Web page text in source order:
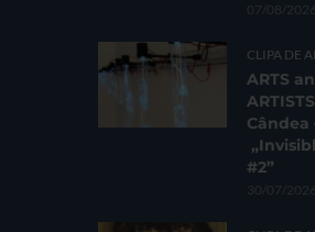
07/08/2026
CLIPA DE
ARTS
Cândea
#2”
30/07/2026